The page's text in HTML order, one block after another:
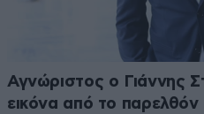
Αγνώριστος ο Γιάννης
εικόνα από το